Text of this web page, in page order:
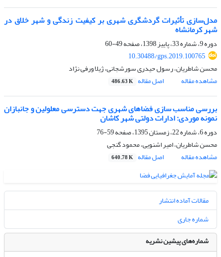
مدل‌سازی تأثیرات گردشگری شهری بر کیفیت زندگی و شهر خلاق در
شهر کرمانشاه
دوره 9، شماره 33، پاییز 1398، صفحه
49-60
10.30488/gps.2019.100765
محسن شاطریان، رسول حیدری سورشجانی، ژیلا ورفی نژاد
مشاهده مقاله
اصل مقاله 486.63 K
بررسی مناسب سازی فضاهای شهری جهت دسترسی معلولین و جانبازان
نمونه موردی: ادارات دولتی شهر کاشان
دوره 6، شماره 22، زمستان 1395، صفحه
59-76
محسن شاطریان، امیر اشنویی، محمود گنجی
مشاهده مقاله
اصل مقاله 640.78 K
مقالات آماده انتشار
شماره جاری
شماره‌های پیشین نشریه